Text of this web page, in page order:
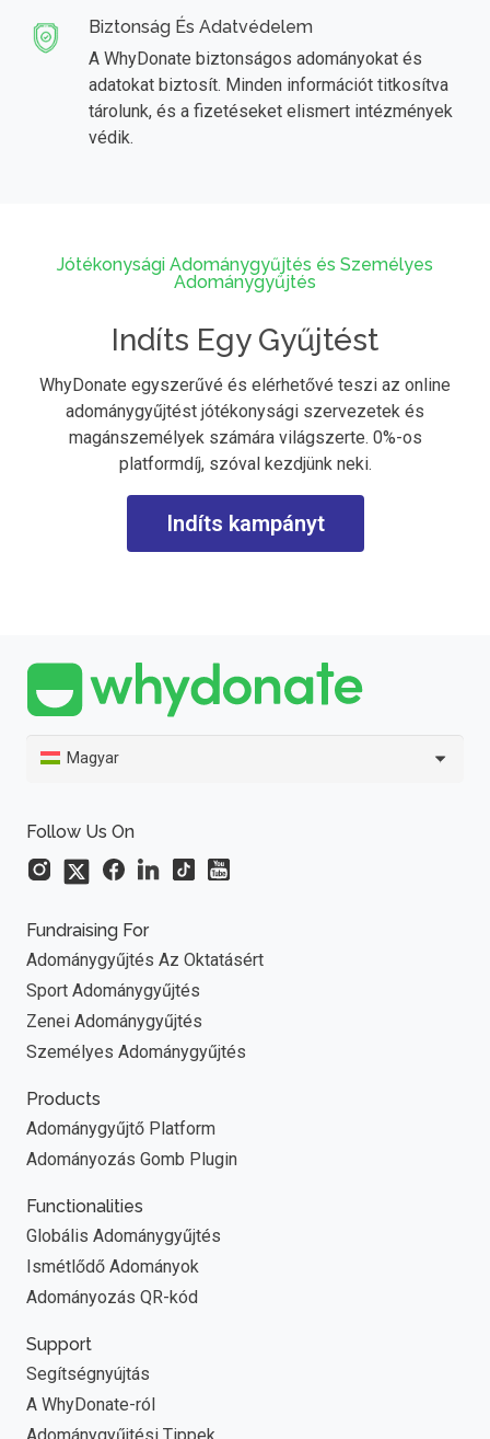
Biztonság És Adatvédelem
A WhyDonate biztonságos adományokat és
adatokat biztosít. Minden információt titkosítva
tárolunk, és a fizetéseket elismert intézmények
védik.
Jótékonysági Adománygyűjtés és Személyes
Adománygyűjtés
Indíts Egy Gyűjtést
WhyDonate egyszerűvé és elérhetővé teszi az online
adománygyűjtést jótékonysági szervezetek és
magánszemélyek számára világszerte. 0%-os
platformdíj, szóval kezdjünk neki.
Indíts kampányt
Magyar
Follow Us On
Fundraising For
Adománygyűjtés Az Oktatásért
Sport Adománygyűjtés
Zenei Adománygyűjtés
Személyes Adománygyűjtés
Products
Adománygyűjtő Platform
Adományozás Gomb Plugin
Functionalities
Globális Adománygyűjtés
Ismétlődő Adományok
Adományozás QR-kód
Support
Segítségnyújtás
A WhyDonate-ról